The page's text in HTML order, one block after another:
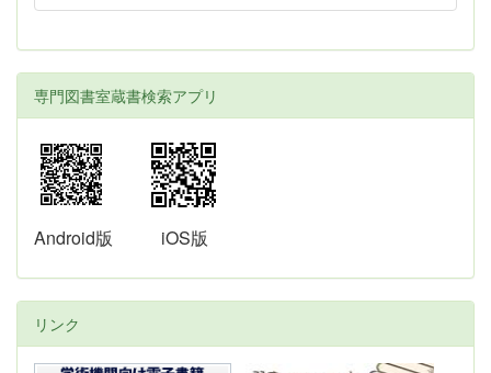
専門図書室蔵書検索アプリ
Android版 iOS版
リンク